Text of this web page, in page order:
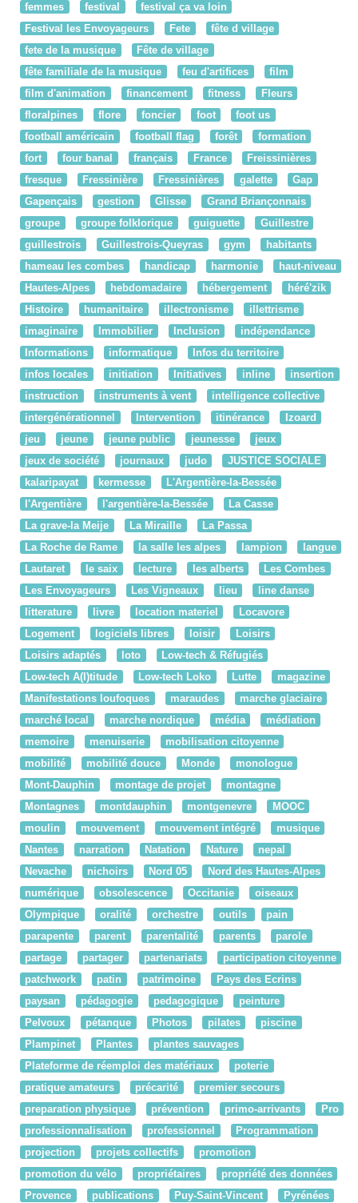
femmes festival
festival ça va loin
Festival les Envoyageurs
Fete
fête d village
fete de la musique
Fête de village
fête familiale de la musique
feu d'artifices
film
film d'animation
financement fitness
Fleurs
floralpines
flore foncier foot
foot us
football américain
football flag forêt
formation
fort
four banal français France
Freissinières
fresque
Fressinière Fressinières galette
Gap
Gapençais
gestion Glisse
Grand Briançonnais
groupe
groupe folklorique guiguette
Guillestre
guillestrois
Guillestrois-Queyras gym
habitants
hameau les combes
handicap harmonie
haut-niveau
Hautes-Alpes
hebdomadaire hébergement
héré'zik
Histoire
humanitaire illectronisme
illettrisme
imaginaire
Immobilier Inclusion
indépendance
Informations
informatique
Infos du territoire
infos locales
initiation Initiatives inline
insertion
instruction
instruments à vent
intelligence collective
intergénérationnel
Intervention itinérance
Izoard
jeu
jeune jeune public jeunesse
jeux
jeux de société
journaux judo
JUSTICE SOCIALE
kalaripayat
kermesse
L'Argentière-la-Bessée
l'Argentière
l'argentière-la-Bessée
La Casse
La grave-la Meije
La Miraille
La Passa
La Roche de Rame
la salle les alpes lampion
langue
Lautaret
le saix lecture les alberts
Les Combes
Les Envoyageurs
Les Vigneaux lieu
line danse
litterature
livre location materiel
Locavore
Logement
logiciels libres loisir
Loisirs
Loisirs adaptés
loto
Low-tech & Réfugiés
Low-tech A(l)titude
Low-tech Loko Lutte
magazine
Manifestations loufoques
maraudes
marche glaciaire
marché local
marche nordique média
médiation
memoire
menuiserie
mobilisation citoyenne
mobilité
mobilité douce Monde
monologue
Mont-Dauphin
montage de projet
montagne
Montagnes
montdauphin montgenevre
MOOC
moulin
mouvement mouvement intégré
musique
Nantes
narration Natation Nature
nepal
Nevache
nichoirs Nord 05
Nord des Hautes-Alpes
numérique
obsolescence Occitanie
oiseaux
Olympique
oralité orchestre outils
pain
parapente
parent parentalité parents
parole
partage
partager partenariats
participation citoyenne
patchwork
patin patrimoine
Pays des Ecrins
paysan
pédagogie pedagogique
peinture
Pelvoux
pétanque Photos pilates
piscine
Plampinet
Plantes
plantes sauvages
Plateforme de réemploi des matériaux
poterie
pratique amateurs
précarité
premier secours
preparation physique
prévention primo-arrivants
Pro
professionnalisation
professionnel
Programmation
projection
projets collectifs
promotion
promotion du vélo
propriétaires
propriété des données
Provence
publications Puy-Saint-Vincent
Pyrénées